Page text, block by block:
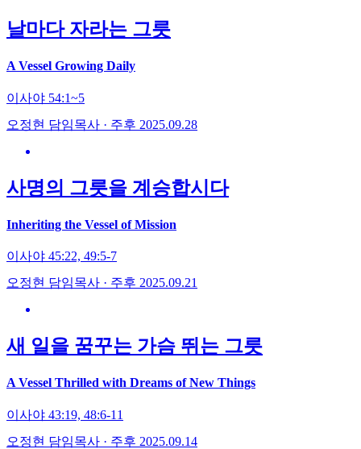
날마다 자라는 그릇
A Vessel Growing Daily
이사야 54:1~5
오정현 담임목사 · 주후 2025.09.28
사명의 그릇을 계승합시다
Inheriting the Vessel of Mission
이사야 45:22, 49:5-7
오정현 담임목사 · 주후 2025.09.21
새 일을 꿈꾸는 가슴 뛰는 그릇
A Vessel Thrilled with Dreams of New Things
이사야 43:19, 48:6-11
오정현 담임목사 · 주후 2025.09.14